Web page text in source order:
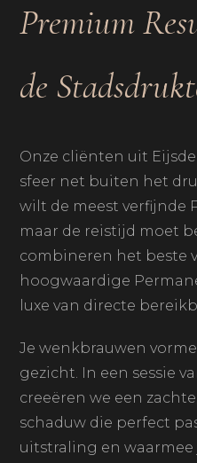
Premium
de
Onze cliënten uit
sfeer net buiten het
wilt de meest verfijnde
maar de reistijd moet
combineren het beste
hoogwaardige
luxe van directe
Je wenkbrauwen
gezicht. In een sessie
creeëren we een
schaduw die perfect
uitstraling en waarmee